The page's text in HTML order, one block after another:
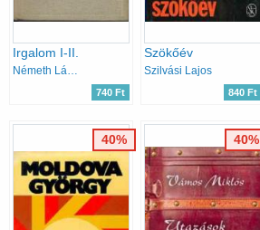
Irgalom I-II.
Németh László
740 Ft
Szökőév
Szilvási Lajos
840 Ft
40% 40%